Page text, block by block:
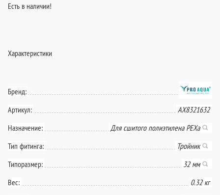
Есть в наличии!
Характеристики
Бренд:
Артикул:
AX8321632
Назначение:
Для сшитого полиэтилена PEXa
Тип фитинга:
Тройник
Типоразмер:
32 мм
Вес:
0.32 кг